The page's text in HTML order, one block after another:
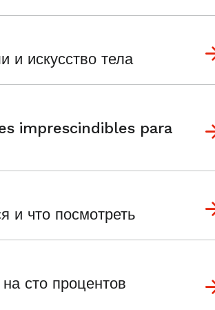
и искусство тела
imprescindibles para
и что посмотреть
сто процентов